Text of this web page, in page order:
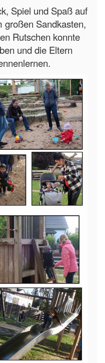
Spiel und Spaß auf
Sandkasten,
Rutschen konnte
und die Eltern